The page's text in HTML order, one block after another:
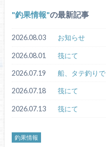
釣果情報 の最新記事
2026.08.03 お知らせ
2026.08.01 筏にて
2026.07.19 船、タテ釣りで
2026.07.18 筏にて
2026.07.13 筏にて
釣果情報